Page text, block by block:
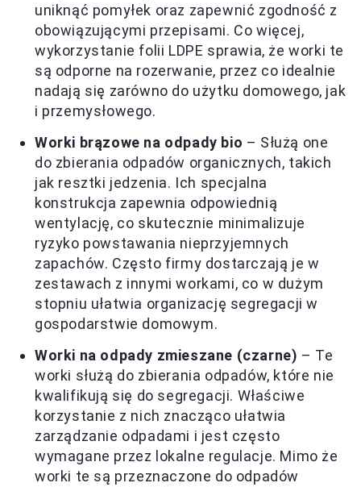
uniknąć pomyłek oraz zapewnić zgodność z
obowiązującymi przepisami. Co więcej,
wykorzystanie folii LDPE sprawia, że worki te
są odporne na rozerwanie, przez co idealnie
nadają się zarówno do użytku domowego, jak
i przemysłowego.
Worki brązowe na odpady bio – Służą one
do zbierania odpadów organicznych, takich
jak resztki jedzenia. Ich specjalna
konstrukcja zapewnia odpowiednią
wentylację, co skutecznie minimalizuje
ryzyko powstawania nieprzyjemnych
zapachów. Często firmy dostarczają je w
zestawach z innymi workami, co w dużym
stopniu ułatwia organizację segregacji w
gospodarstwie domowym.
Worki na odpady zmieszane (czarne) – Te
worki służą do zbierania odpadów, które nie
kwalifikują się do segregacji. Właściwe
korzystanie z nich znacząco ułatwia
zarządzanie odpadami i jest często
wymagane przez lokalne regulacje. Mimo że
worki te są przeznaczone do odpadów